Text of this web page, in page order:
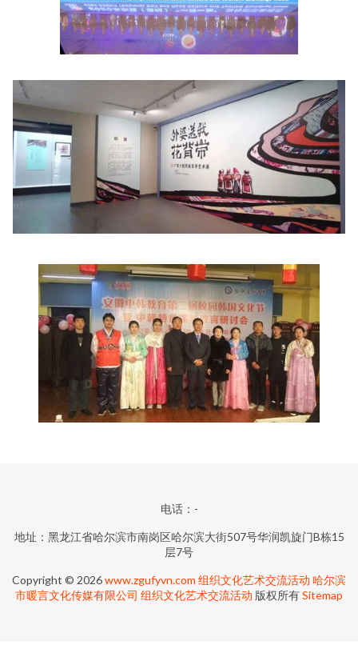
电话：-
地址：黑龙江省哈尔滨市南岗区哈尔滨大街507号华润凯旋门B栋15
层7号
Copyright © 2026www.zgufyvn.com 组织文化艺术交流活动 哈尔滨
市暖言文化传媒有限公司 组织文化艺术交流活动 版权所有Sitemap